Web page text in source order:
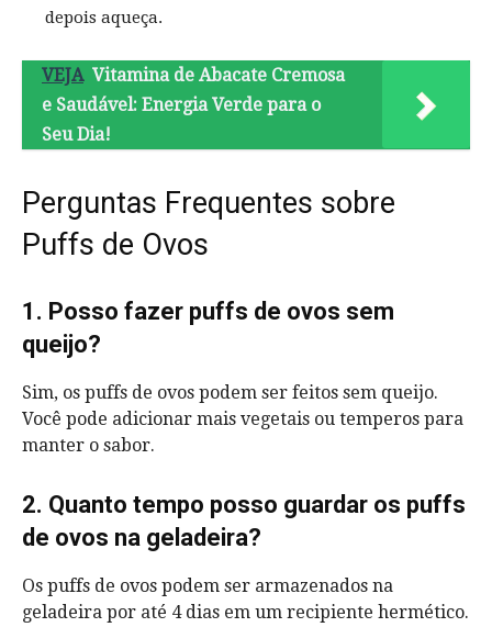
depois aqueça.
VEJA Vitamina de Abacate Cremosa
e Saudável: Energia Verde para o
Seu Dia!
Perguntas Frequentes sobre
Puffs de Ovos
1. Posso fazer puffs de ovos sem
queijo?
Sim, os puffs de ovos podem ser feitos sem queijo.
Você pode adicionar mais vegetais ou temperos para
manter o sabor.
2. Quanto tempo posso guardar os puffs
de ovos na geladeira?
Os puffs de ovos podem ser armazenados na
geladeira por até 4 dias em um recipiente hermético.